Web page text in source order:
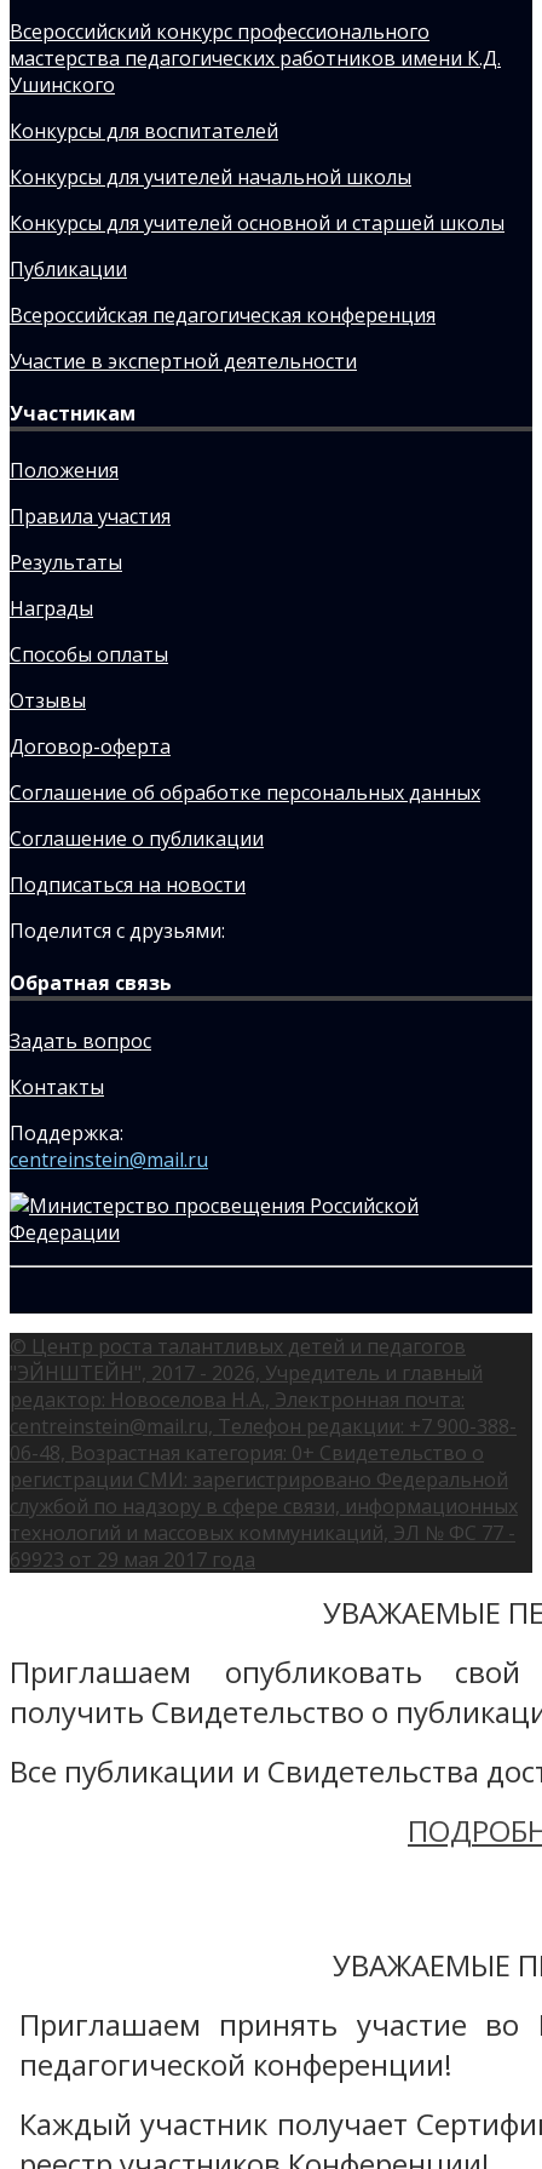
Всероссийский конкурс профессионального
мастерства педагогических работников имени К.Д.
Ушинского
Конкурсы для воспитателей
Конкурсы для учителей начальной школы
Конкурсы для учителей основной и старшей школы
Публикации
Всероссийская педагогическая конференция
Участие в экспертной деятельности
Участникам
Положения
Правила участия
Результаты
Награды
Способы оплаты
Отзывы
Договор-оферта
Соглашение об обработке персональных данных
Соглашение о публикации
Подписаться на новости
Поделится с друзьями:
Обратная связь
Задать вопрос
Контакты
Поддержка:
centreinstein@mail.ru
© Центр роста талантливых детей и педагогов
"ЭЙНШТЕЙН", 2017 - 2026, Учредитель и главный
редактор: Новоселова Н.А., Электронная почта:
centreinstein@mail.ru, Телефон редакции: +7 900-388-
06-48, Возрастная категория: 0+ Свидетельство о
регистрации СМИ: зарегистрировано Федеральной
службой по надзору в сфере связи, информационных
технологий и массовых коммуникаций, ЭЛ № ФС 77 -
69923 от 29 мая 2017 года
УВАЖАЕМЫЕ
Приглашаем опубликовать
получить Свидетельство о
Все публикации и Свидетельства
УВАЖАЕМЫЕ
Приглашаем принять участие во
педагогической конференции!
Каждый участник получает